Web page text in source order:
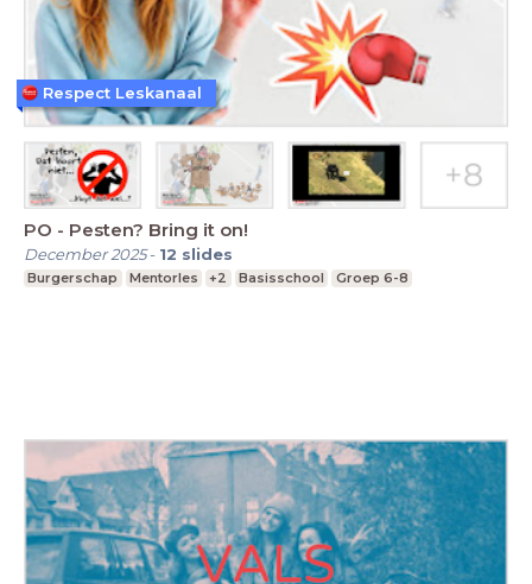
PO - Pesten? Bring it on!
December 2025- 12 slides
Burgerschap Mentorles +2 Basisschool Groep 6-8
Respect Leskanaal